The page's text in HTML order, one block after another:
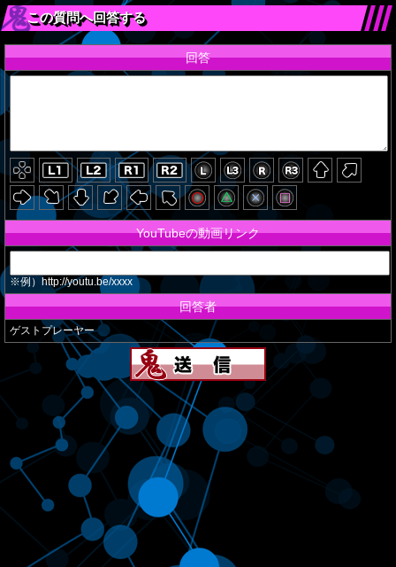
この質問へ回答する
回答
YouTubeの動画リンク
※例）http://youtu.be/xxxx
回答者
ゲストプレーヤー